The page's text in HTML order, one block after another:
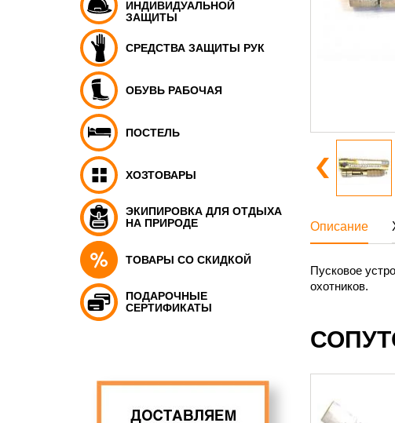
ИНДИВИДУАЛЬНОЙ
ЗАЩИТЫ
СРЕДСТВА ЗАЩИТЫ РУК
ОБУВЬ РАБОЧАЯ
ПОСТЕЛЬ
ХОЗТОВАРЫ
ЭКИПИРОВКА ДЛЯ ОТДЫХА
НА ПРИРОДЕ
ТОВАРЫ СО СКИДКОЙ
ПОДАРОЧНЫЕ
СЕРТИФИКАТЫ
Описание
Пусковое
охотников.